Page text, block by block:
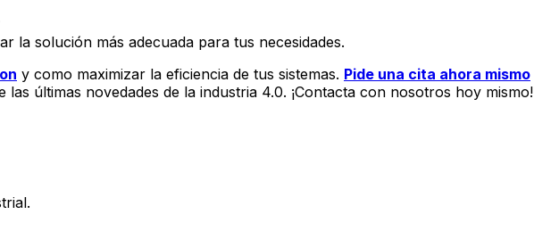
la solución más adecuada para tus necesidades.
y como maximizar la eficiencia de tus sistemas. Pide una cita ahora mismo
últimas novedades de la industria 4.0. ¡Contacta con nosotros hoy mismo!